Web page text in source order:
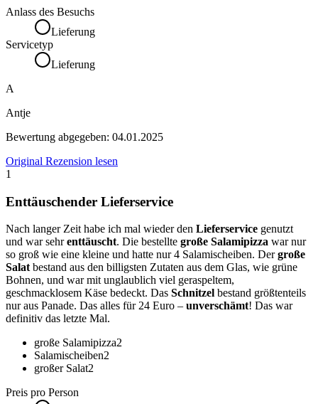
Anlass des Besuchs
Lieferung
Servicetyp
Lieferung
A
Antje
Bewertung abgegeben: 04.01.2025
Original Rezension lesen
1
Enttäuschender Lieferservice
Nach langer Zeit habe ich mal wieder den Lieferservice genutzt
und war sehrenttäuscht. Die bestellte große Salamipizza war nur
so groß wie eine kleine und hatte nur 4 Salamischeiben. Dergroße
Salat bestand aus den billigsten Zutaten aus dem Glas, wie grüne
Bohnen, und war mit unglaublich viel geraspeltem,
geschmacklosem Käse bedeckt. Das Schnitzel bestand größtenteils
nur aus Panade. Das alles für 24 Euro – unverschämt! Das war
definitiv das letzte Mal.
große Salamipizza2
Salamischeiben2
großer Salat2
Preis pro Person